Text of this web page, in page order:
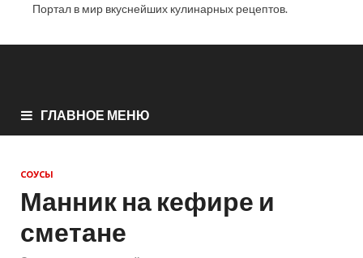
Портал в мир вкуснейших кулинарных рецептов.
ГЛАВНОЕ МЕНЮ
СОУСЫ
Манник на кефире и
сметане